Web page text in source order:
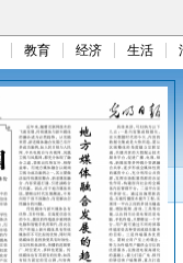
教育 经济 生活